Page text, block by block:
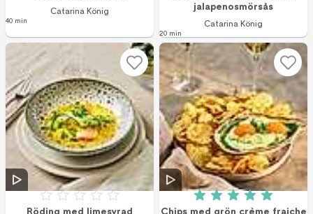
Catarina König
40 min
jalapenosmörsås
Catarina König
20 min
Betyg: 0 av 5
Röding med limesyrad
Betyg: 5 av 5 (1
Chips med grön crème fraiche